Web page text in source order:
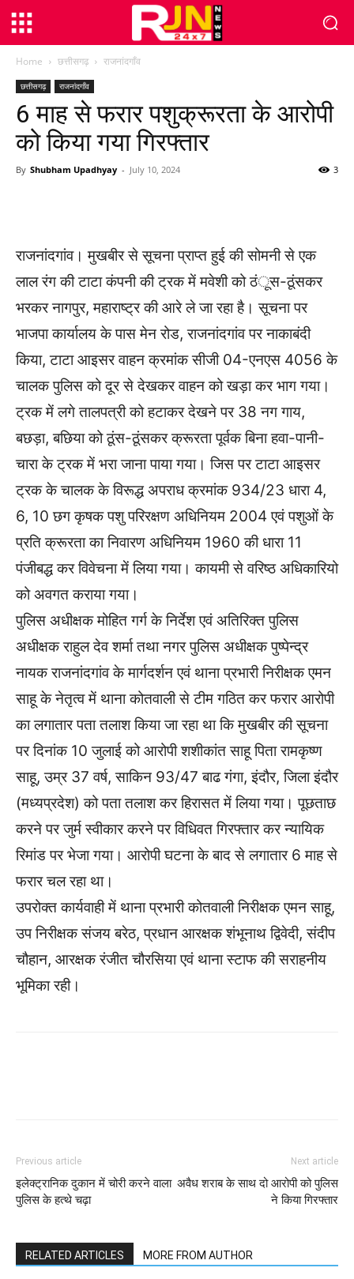
Home छत्तीसगढ़ राजनांदगाँव
छत्तीसगढ़ राजनांदगाँव
6 माह से फरार पशुक्रूरता के आरोपी
को किया गया गिरफ्तार
By Shubham Upadhyay - July 10, 2024 3
राजनांदगांव। मुखबीर से सूचना प्राप्त हुई की सोमनी से एक
लाल रंग की टाटा कंपनी की ट्रक में मवेशी को ठंूस-ठूंसकर
भरकर नागपुर, महाराष्ट्र की आरे ले जा रहा है। सूचना पर
भाजपा कार्यालय के पास मेन रोड, राजनांदगांव पर नाकाबंदी
किया, टाटा आइसर वाहन क्रमांक सीजी 04-एनएस 4056 के
चालक पुलिस को दूर से देखकर वाहन को खड़ा कर भाग गया।
ट्रक में लगे तालपत्री को हटाकर देखने पर 38 नग गाय,
बछड़ा, बछिया को ठूंस-ठूंसकर क्रूरता पूर्वक बिना हवा-पानी-
चारा के ट्रक में भरा जाना पाया गया। जिस पर टाटा आइसर
ट्रक के चालक के विरूद्ध अपराध क्रमांक 934/23 धारा 4,
6, 10 छग कृषक पशु परिरक्षण अधिनियम 2004 एवं पशुओं के
प्रति क्रूरता का निवारण अधिनियम 1960 की धारा 11
पंजीबद्ध कर विवेचना में लिया गया। कायमी से वरिष्ठ अधिकारियो
को अवगत कराया गया।
पुलिस अधीक्षक मोहित गर्ग के निर्देश एवं अतिरिक्त पुलिस
अधीक्षक राहुल देव शर्मा तथा नगर पुलिस अधीक्षक पुष्पेन्द्र
नायक राजनांदगांव के मार्गदर्शन एवं थाना प्रभारी निरीक्षक एमन
साहू के नेतृत्व में थाना कोतवाली से टीम गठित कर फरार आरोपी
का लगातार पता तलाश किया जा रहा था कि मुखबीर की सूचना
पर दिनांक 10 जुलाई को आरोपी शशीकांत साहू पिता रामकृष्ण
साहू, उम्र 37 वर्ष, साकिन 93/47 बाढ गंगा, इंदौर, जिला इंदौर
(मध्यप्रदेश) को पता तलाश कर हिरासत में लिया गया। पूछताछ
करने पर जुर्म स्वीकार करने पर विधिवत गिरफ्तार कर न्यायिक
रिमांड पर भेजा गया। आरोपी घटना के बाद से लगातार 6 माह से
फरार चल रहा था।
उपरोक्त कार्यवाही में थाना प्रभारी कोतवाली निरीक्षक एमन साहू,
उप निरीक्षक संजय बरेठ, प्रधान आरक्षक शंभूनाथ द्विवेदी, संदीप
चौहान, आरक्षक रंजीत चौरसिया एवं थाना स्टाफ की सराहनीय
भूमिका रही।
Previous article
इलेक्ट्रानिक दुकान में चोरी करने वाला
पुलिस के हत्थे चढ़ा
Next article
अवैध शराब के साथ दो आरोपी को पुलिस
ने किया गिरफ्तार
RELATED ARTICLES MORE FROM AUTHOR